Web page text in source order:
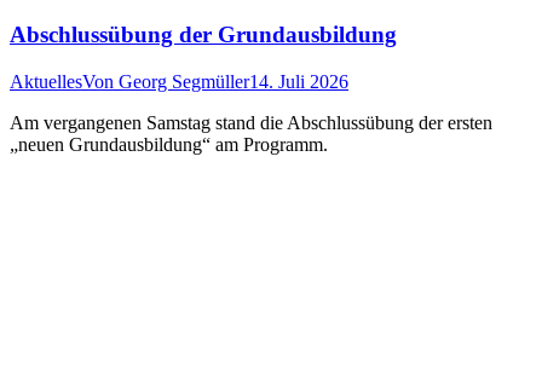
Abschlussübung der Grundausbildung
AktuellesVon Georg Segmüller14. Juli 2026
Am vergangenen Samstag stand die Abschlussübung der ersten
„neuen Grundausbildung“ am Programm.